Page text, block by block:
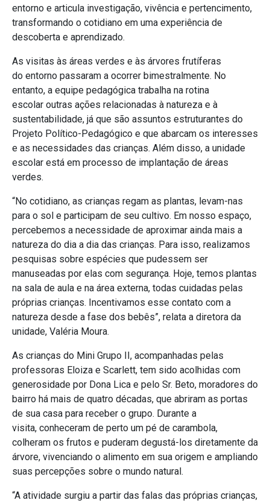
entorno e articula investigação, vivência e pertencimento,
transformando o cotidiano em uma experiência de
descoberta e aprendizado.
As visitas às áreas verdes e às árvores frutíferas
do entorno passaram a ocorrer bimestralmente. No
entanto, a equipe pedagógica trabalha na rotina
escolar outras ações relacionadas à natureza e à
sustentabilidade, já que são assuntos estruturantes do
Projeto Político-Pedagógico e que abarcam os interesses
e as necessidades das crianças. Além disso, a unidade
escolar está em processo de implantação de áreas
verdes.
“No cotidiano, as crianças regam as plantas, levam-nas
para o sol e participam de seu cultivo. Em nosso espaço,
percebemos a necessidade de aproximar ainda mais a
natureza do dia a dia das crianças. Para isso, realizamos
pesquisas sobre espécies que pudessem ser
manuseadas por elas com segurança. Hoje, temos plantas
na sala de aula e na área externa, todas cuidadas pelas
próprias crianças. Incentivamos esse contato com a
natureza desde a fase dos bebês”, relata a diretora da
unidade, Valéria Moura.
As crianças do Mini Grupo II, acompanhadas pelas
professoras Eloiza e Scarlett, tem sido acolhidas com
generosidade por Dona Lica e pelo Sr. Beto, moradores do
bairro há mais de quatro décadas, que abriram as portas
de sua casa para receber o grupo. Durante a
visita, conheceram de perto um pé de carambola,
colheram os frutos e puderam degustá-los diretamente da
árvore, vivenciando o alimento em sua origem e ampliando
suas percepções sobre o mundo natural.
“A atividade surgiu a partir das falas das próprias crianças,